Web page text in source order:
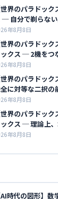
世界のパラドッ
─ 自分で剃らな
年8月8日
世界のパラドッ
ックス ─ 2機をつ
年8月8日
世界のパラドッ
に対等な二択の
年8月8日
世界のパラドッ
ックス ─ 理論上
年8月8日
AI時代の図形】